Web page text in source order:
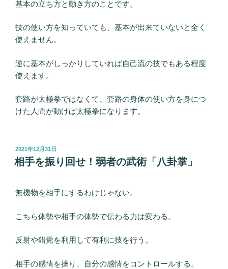
基本の立ち方と動き方のことです。
技の使い方を知っていても、基本が出来ていないと全く
使えません。
逆に基本がしっかりしていれば自己流の技でもある程度
使えます。
套路が太極拳ではなくて、套路の身体の使い方を身につ
けた人間が動けば太極拳になります。
投
稿
日:
2021年12月31日
相手を振り回せ！弱者の武術「八卦掌」
無機物を相手にするわけじゃない。
こちら体勢や相手の体勢で伝わる力は変わる。
反射や錯覚を利用して有利に技を行う。
相手の感情を操り、自分の感情をコントロールする。